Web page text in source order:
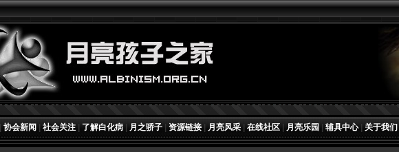
协会新闻 社会关注 了解白化病 月之骄子 资源链接| 月亮风采 在线社区 月亮乐园 辅具中心| 关于我们